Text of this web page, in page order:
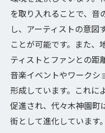
渋谷区での音楽制
ードの役割
地域のスタジ
渋谷区から広
コヒーレンシ
性化
スタジオ環境
音楽制作を支え
を取り入れることで、音
し、アーティストの意図
ことが可能です。また、
ティストとファンとの距
音楽イベントやワークシ
形成しています。これに
促進され、代々木神園町
街として進化しています。